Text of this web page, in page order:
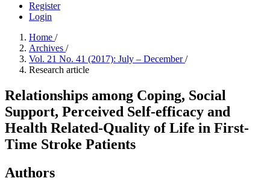
Register
Login
Home /
Archives /
Vol. 21 No. 41 (2017): July – December/
Research article
Relationships among Coping, Social
Support, Perceived Self-efficacy and
Health Related-Quality of Life in First-
Time Stroke Patients
Authors